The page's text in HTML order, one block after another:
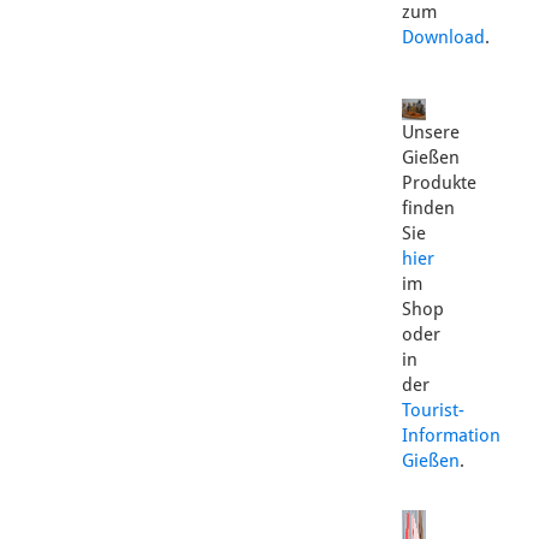
zum
Download.
Unsere
Gießen
Produkte
finden
Sie
hier
im
Shop
oder
in
der
Tourist-
Information
Gießen.